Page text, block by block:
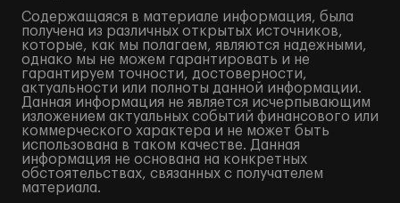
Содержащаяся в материале информация, была
получена из различных открытых источников,
которые, как мы полагаем, являются надежными,
однако мы не можем гарантировать и не
гарантируем точности, достоверности,
актуальности или полноты данной информации.
Данная информация не является исчерпывающим
изложением актуальных событий финансового или
коммерческого характера и не может быть
использована в таком качестве. Данная
информация не основана на конкретных
обстоятельствах, связанных с получателем
материала.